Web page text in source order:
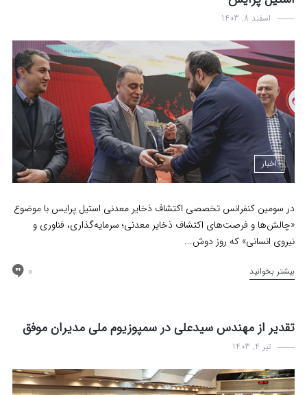
اسفند 8, 1403
اخبار
در سومین کنفرانس تخصصی اکتشاف ذخایر معدنی استیل پرایس با موضوع
«چالش‌ها و فرصت‌های اکتشاف ذخایر معدنی؛ سرمایه‌گذاری، فناوری و
نیروی انسانی» که روز دوش...
بیشتر بخوانید 0
تقدیر از مهندس سیدعلی در سمپوزیوم ملی مدیران موفق
تیر 4, 1403